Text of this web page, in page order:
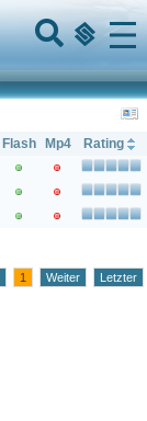
Menu
Flash Mp4
Rating
1 Weiter Letzter